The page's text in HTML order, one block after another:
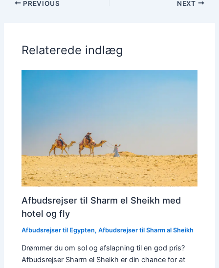
PREVIOUS NEXT
Relaterede indlæg
Afbudsrejser til Sharm el Sheikh med
hotel og fly
Afbudsrejser til Egypten,Afbudsrejser til Sharm al Sheikh
Drømmer du om sol og afslapning til en god pris?
Afbudsrejser Sharm el Sheikh er din chance for at